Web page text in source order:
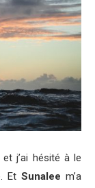
et j’ai hésité à le
Et Sunalee m’a